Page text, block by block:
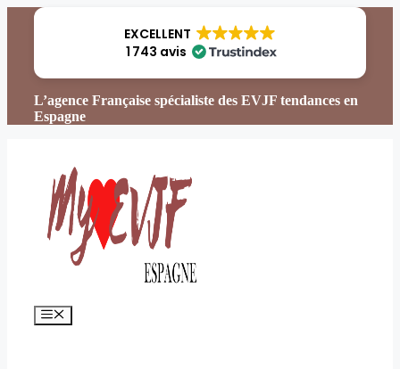
Aller
EXCELLENT
1 743 avis
L’agence Française spécialiste des EVJF tendances en
Espagne
Menu